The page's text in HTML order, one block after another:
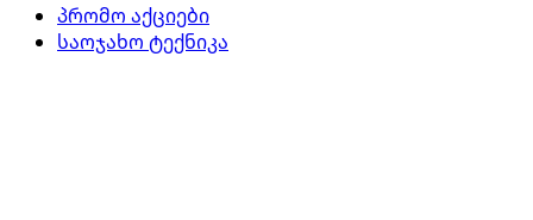
პრომო აქციები
საოჯახო ტექნიკა